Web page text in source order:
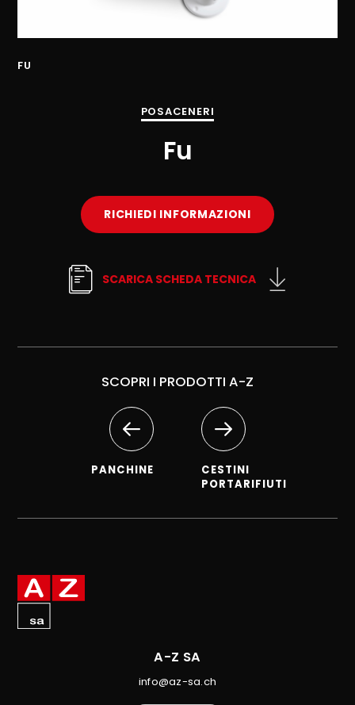
FU
POSACENERI
Fu
RICHIEDI INFORMAZIONI
SCARICA SCHEDA TECNICA
SCOPRI I PRODOTTI A-Z
PANCHINE
CESTINI
PORTARIFIUTI
A-Z SA
info@az-sa.ch